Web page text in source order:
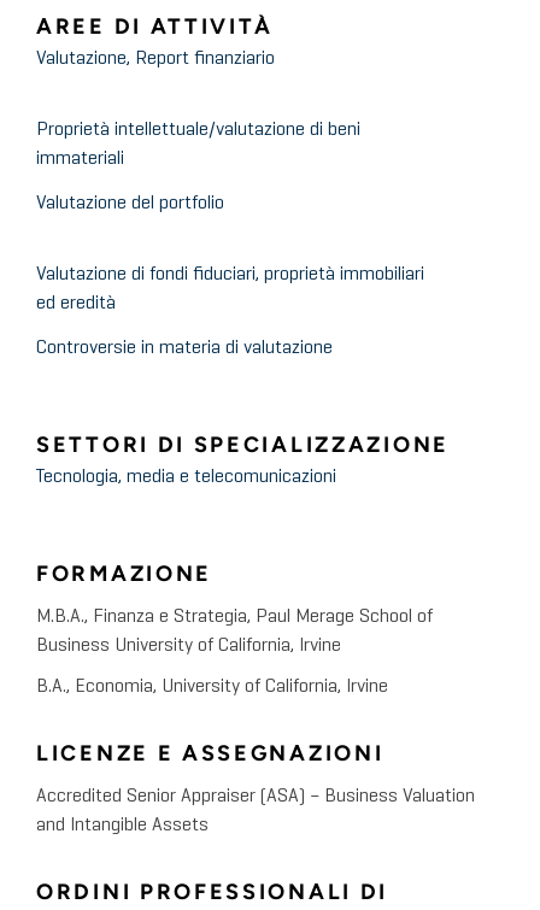
AREE DI ATTIVITÀ
Valutazione, Report finanziario
Proprietà intellettuale/valutazione di beni
immateriali
Valutazione del portfolio
Valutazione di fondi fiduciari, proprietà immobiliari
ed eredità
Controversie in materia di valutazione
SETTORI DI SPECIALIZZAZIONE
Tecnologia, media e telecomunicazioni
FORMAZIONE
M.B.A., Finanza e Strategia, Paul Merage School of
Business University of California, Irvine
B.A., Economia, University of California, Irvine
LICENZE E ASSEGNAZIONI
Accredited Senior Appraiser (ASA) – Business Valuation
and Intangible Assets
ORDINI PROFESSIONALI DI